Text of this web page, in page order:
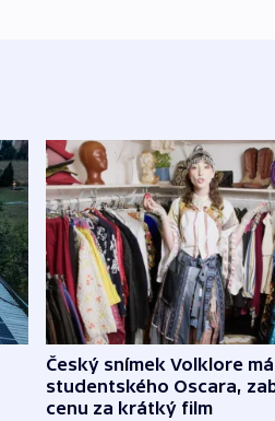
Český snímek Volklore má
studentského Oscara,
cenu za krátký film